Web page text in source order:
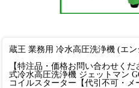
蔵王 業務用 冷水高圧洗浄機 (エン
【特注品・価格お問い合わせく
式冷水高圧洗浄機 ジェットマン
コイルスターター【代引不可・メ